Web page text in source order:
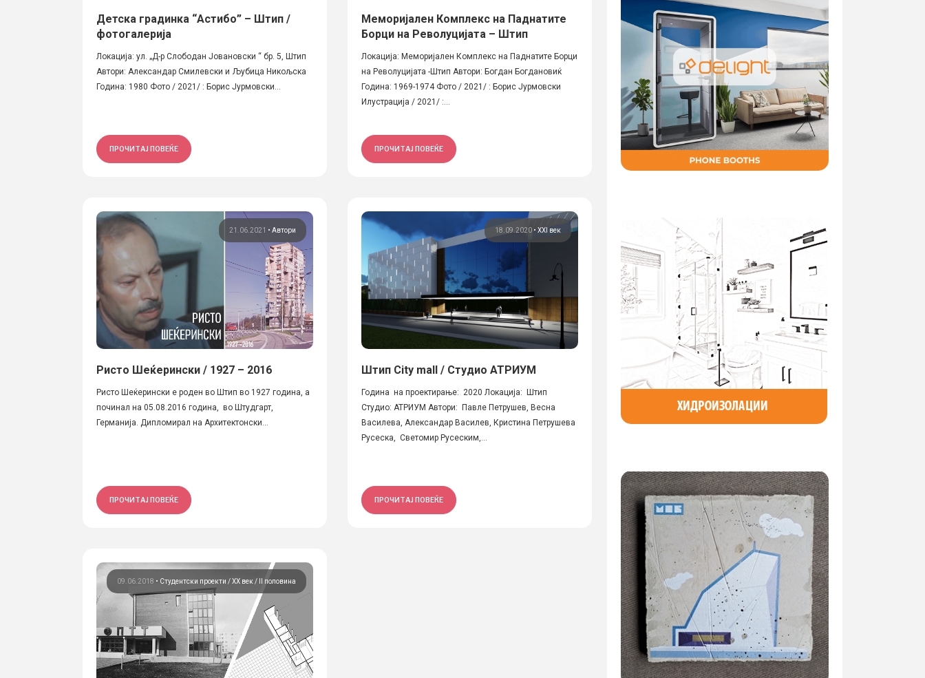
Детска градинка “Астибо” – Штип /
фотогалерија
Локација: ул. „Д-р Слободан Јовановски “ бр. 5, Штип
Автори: Александар Смилевски и Љубица Никољска
Година: 1980 Фото / 2021/ : Борис Јурмовски...
ПРОЧИТАЈ ПОВЕЌЕ
Меморијален Комплекс на Паднатите
Борци на Револуцијата – Штип
Локација: Меморијален Комплекс на Паднатите Борци
на Револуцијата -Штип Автори: Богдан Богдановиќ
Година: 1969-1974 Фото / 2021/ : Борис Јурмовски
Илустрација / 2021/ :...
ПРОЧИТАЈ ПОВЕЌЕ
21.06.2021 •Автори
Ристо Шеќерински / 1927 – 2016
Ристо Шеќерински е роден во Штип во 1927 година, а
починал на 05.08.2016 година, во Штудгарт,
Германија. Дипломирал на Архитектонски...
ПРОЧИТАЈ ПОВЕЌЕ
18.09.2020• XXI век
Штип City mall / Студио АТРИУМ
Година на проектирање: 2020 Локација: Штип
Студио: АТРИУМ Автори: Павле Петрушев, Весна
Василева, Александар Василев, Кристина Петрушева
Русеска, Светомир Русеским,...
ПРОЧИТАЈ ПОВЕЌЕ
09.06.2018 • Студентски проекти ХХ век / II половина